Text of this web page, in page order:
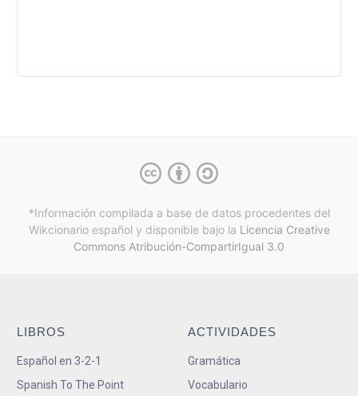
*Información compilada a base de datos procedentes del
Wikcionario español y disponible bajo la Licencia Creative
Commons Atribución-CompartirIgual 3.0
LIBROS
Español en 3-2-1
Spanish To The Point
ACTIVIDADES
Gramática
Vocabulario